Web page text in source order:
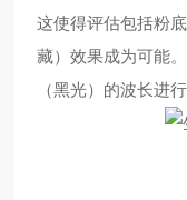
这使得评估包括粉
藏）效果成为可能
（黑光）的波长进